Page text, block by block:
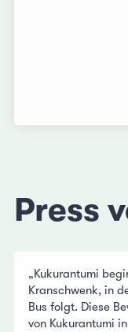
Press
„Kukurantumi
Kranschwenk, in
Bus folgt. Diese
von Kukurantumi